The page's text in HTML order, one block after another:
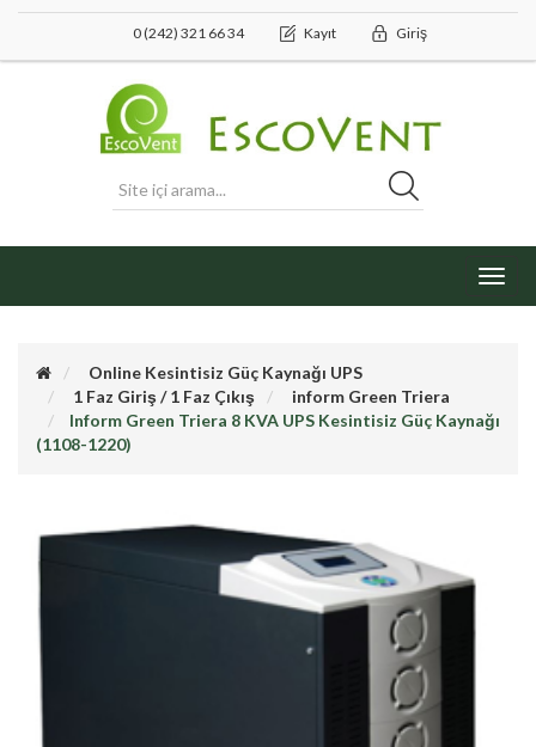
0 (242) 321 66 34 Kayıt Giriş
Online Kesintisiz Güç Kaynağı UPS
1 Faz Giriş / 1 Faz Çıkış
inform Green Triera
Inform Green Triera 8 KVA UPS Kesintisiz Güç Kaynağı
(1108-1220)